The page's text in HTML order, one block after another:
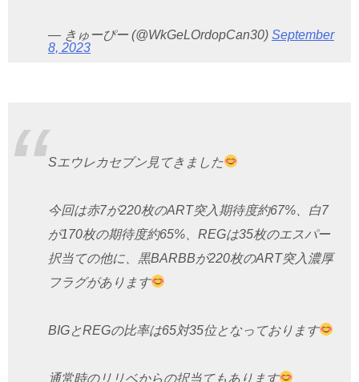
— きゅーぴー (@WkGeLOrdopCan30) September
8, 2023
Sエウレカセブン見てきました
今回は赤7が220枚のART突入期待度約67%、白7
が170枚の期待度約65%、REGは35枚のエスパー
択当ての他に、黒BARBBが220枚のART突入濃厚
フラグがあります
BIGとREGの比率は65対35位となっております
通常時のリリベからの択当てもあります